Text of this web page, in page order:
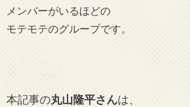
メンバーがいるほどの
モテモテのグループです。
本記事の丸山隆平さんは、